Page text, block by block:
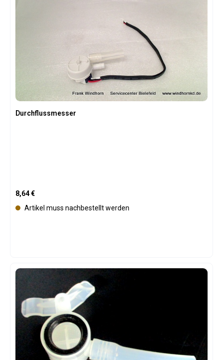
Durchflussmesser
Regulärer Preis:
8,64 €
Artikel muss nachbestellt werden